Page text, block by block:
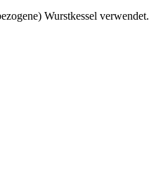
Wurstkessel verwendet.